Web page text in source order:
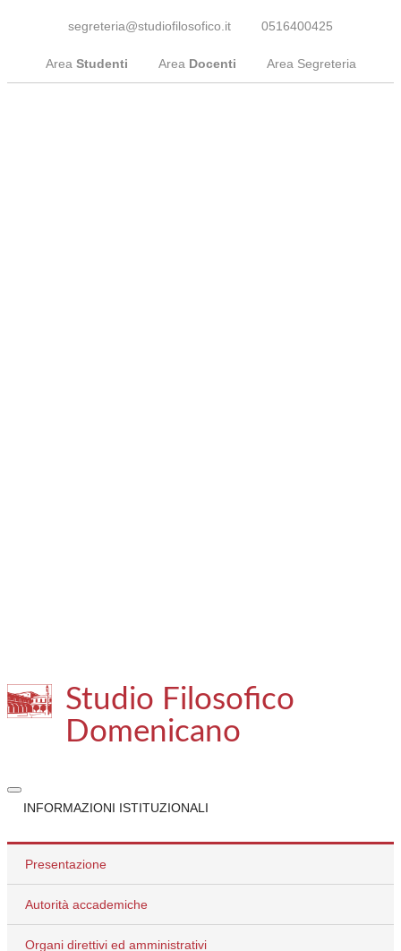
segreteria@studiofilosofico.it 0516400425
Area Studenti Area Docenti Area Segreteria
Studio Filosofico
Domenicano
INFORMAZIONI ISTITUZIONALI
Presentazione
Autorità accademiche
Organi direttivi ed amministrativi